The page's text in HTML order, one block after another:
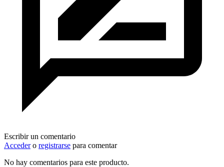
Escribir un comentario
Accedero registrarse para comentar
No hay comentarios para este producto.